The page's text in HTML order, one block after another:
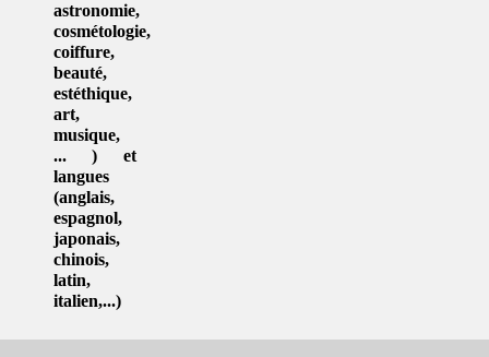
astronomie,
cosmétologie,
coiffure,
beauté,
estéthique,
art,
musique,
... ) et
langues
(anglais,
espagnol,
japonais,
chinois,
latin,
italien,...)